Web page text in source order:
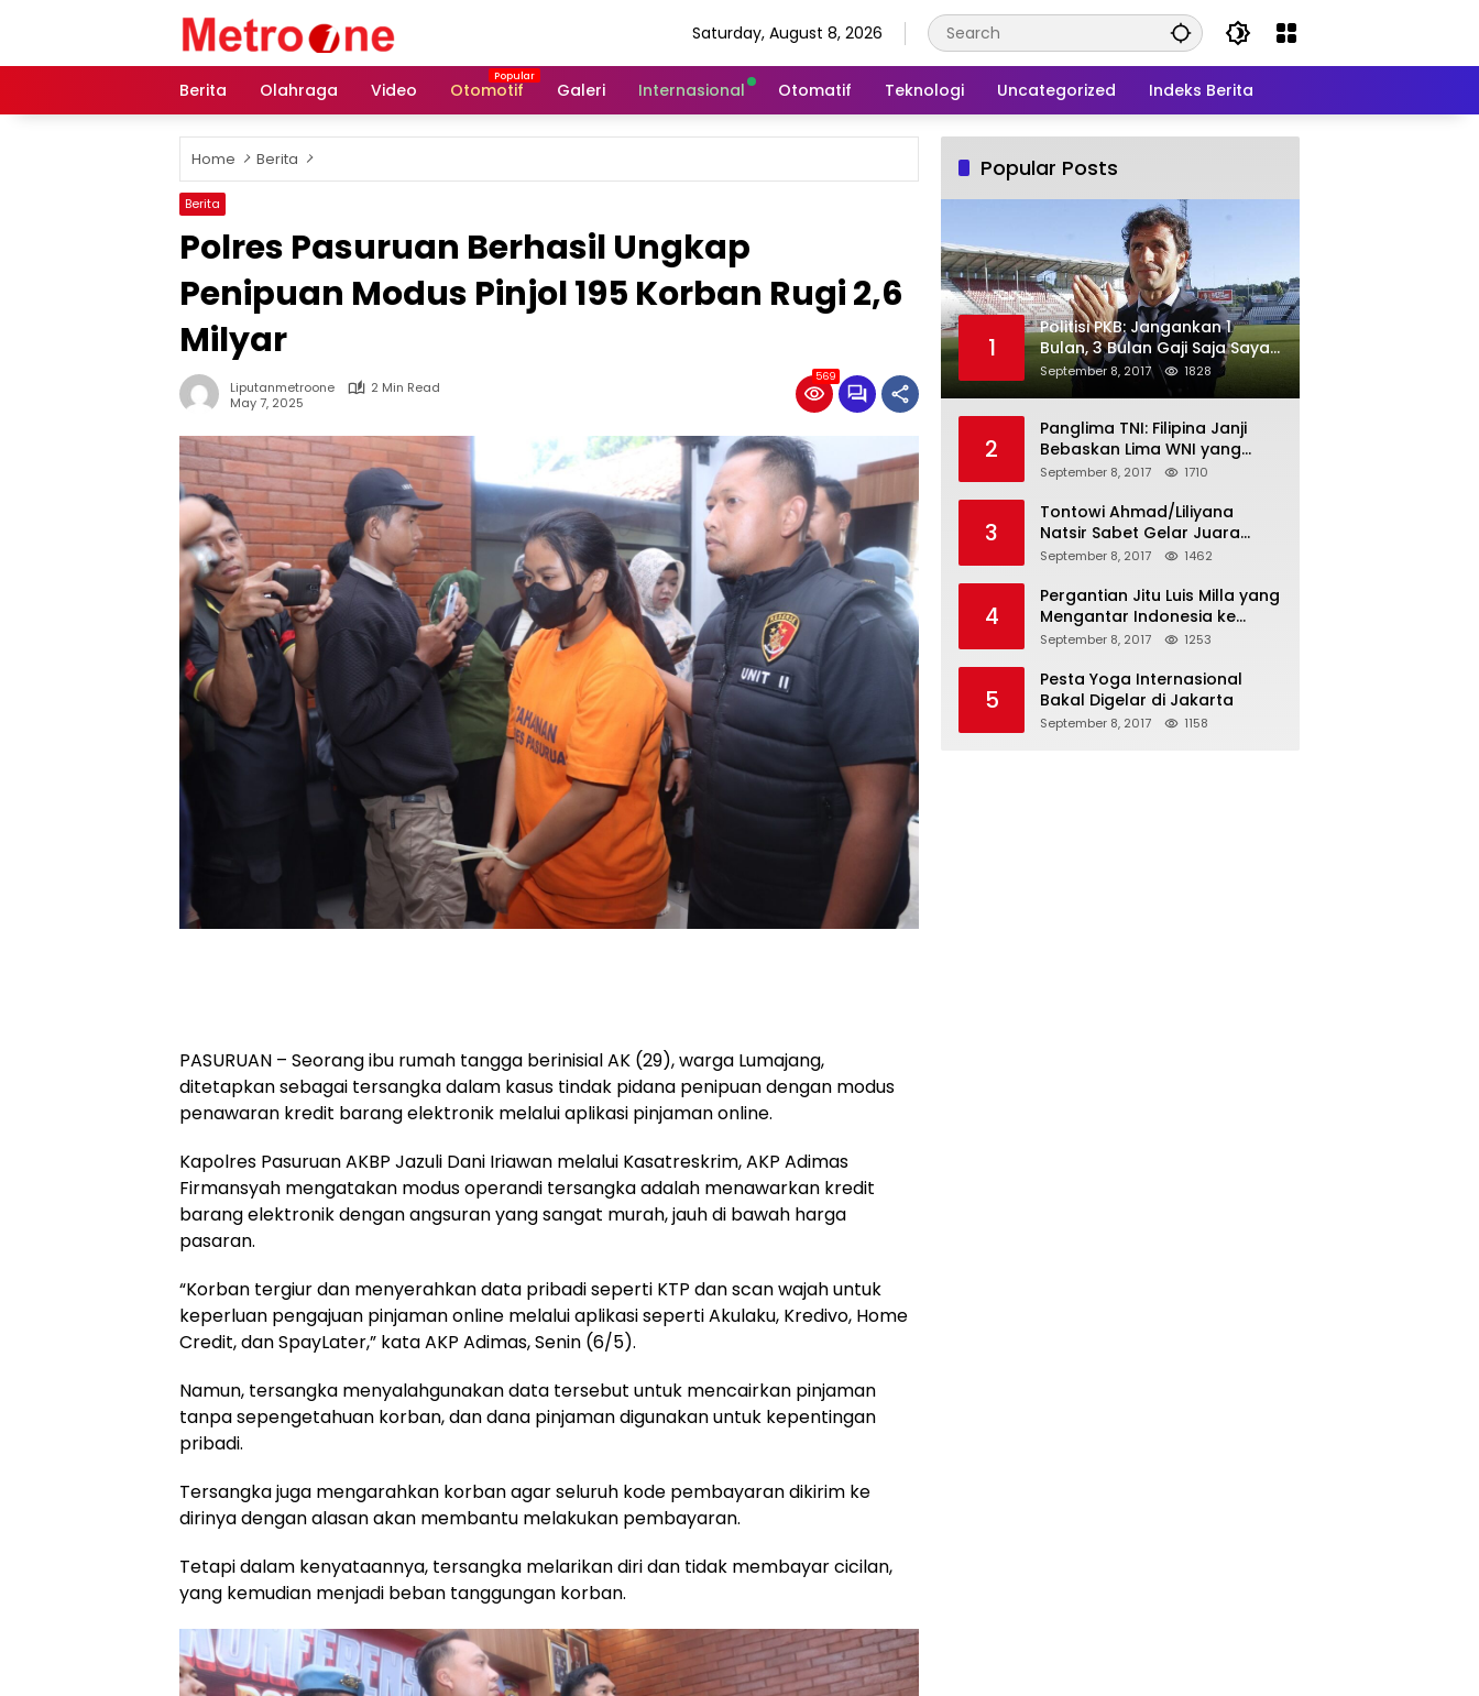
Saturday, August 8, 2026
Berita Olahraga Video Otomotif Galeri Internasional Otomatif Teknologi Uncategorized Indeks Berita
Home Berita
Berita
Polres Pasuruan Berhasil Ungkap
Penipuan Modus Pinjol 195 Korban Rugi 2,6
Milyar
Liputanmetroone
2 Min Read
May 7, 2025
569
PASURUAN – Seorang ibu rumah tangga berinisial AK (29), warga Lumajang,
ditetapkan sebagai tersangka dalam kasus tindak pidana penipuan dengan modus
penawaran kredit barang elektronik melalui aplikasi pinjaman online.
Kapolres Pasuruan AKBP Jazuli Dani Iriawan melalui Kasatreskrim, AKP Adimas
Firmansyah mengatakan modus operandi tersangka adalah menawarkan kredit
barang elektronik dengan angsuran yang sangat murah, jauh di bawah harga
pasaran.
“Korban tergiur dan menyerahkan data pribadi seperti KTP dan scan wajah untuk
keperluan pengajuan pinjaman online melalui aplikasi seperti Akulaku, Kredivo, Home
Credit, dan SpayLater,” kata AKP Adimas, Senin (6/5).
Namun, tersangka menyalahgunakan data tersebut untuk mencairkan pinjaman
tanpa sepengetahuan korban, dan dana pinjaman digunakan untuk kepentingan
pribadi.
Tersangka juga mengarahkan korban agar seluruh kode pembayaran dikirim ke
dirinya dengan alasan akan membantu melakukan pembayaran.
Tetapi dalam kenyataannya, tersangka melarikan diri dan tidak membayar cicilan,
yang kemudian menjadi beban tanggungan korban.
Popular Posts
1
Politisi PKB: Jangankan 1
Bulan, 3 Bulan Gaji Saja Saya
Siap untuk Rohingya
September 8, 2017 1828
2
Panglima TNI: Filipina Janji
Bebaskan Lima WNI yang
Disandera Abu Sayyaf
September 8, 2017 1710
3
Tontowi Ahmad/Liliyana
Natsir Sabet Gelar Juara
Dunia Kedua
September 8, 2017 1462
4
Pergantian Jitu Luis Milla yang
Mengantar Indonesia ke
Semifinal
September 8, 2017 1253
5
Pesta Yoga Internasional
Bakal Digelar di Jakarta
September 8, 2017 1158